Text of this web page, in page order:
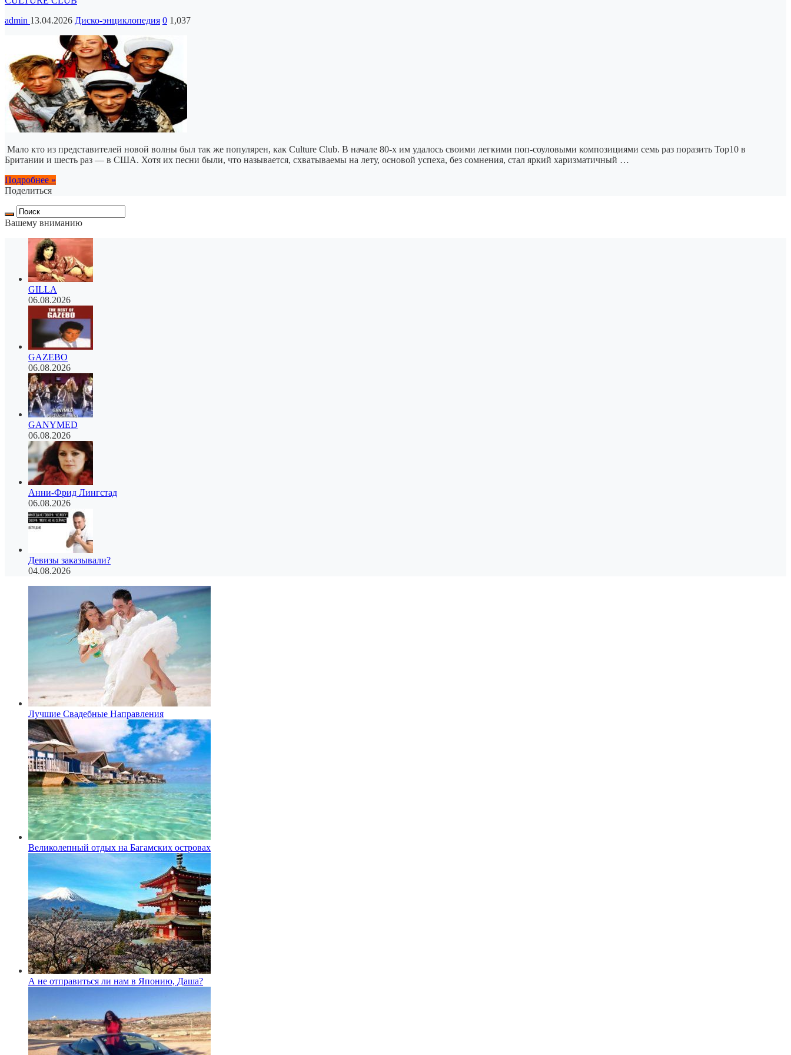
admin 13.04.2026 Диско-энциклопедия 0 1,037
Мало кто из представителей новой волны был так же популярен, как Culture Club. В начале 80-х им удалось своими легкими поп-соуловыми композициями семь раз поразить Тор10 в
Британии и шесть раз — в США. Хотя их песни были, что называется, схватываемы на лету, основой успеха, без сомнения, стал яркий харизматичный …
Подробнее »
Поделиться
Вашему вниманию
GILLA
06.08.2026
GAZEBO
06.08.2026
GANYMED
06.08.2026
Анни-Фрид Лингстад
06.08.2026
Девизы заказывали?
04.08.2026
Лучшие Свадебные Направления
Великолепный отдых на Багамских островах
А не отправиться ли нам в Японию, Даша?